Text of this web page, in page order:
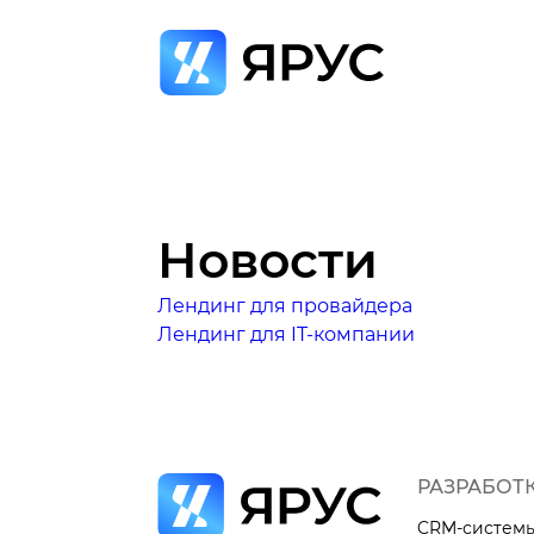
Новости
Лендинг для провайдера
Лендинг для IT-компании
CRM-